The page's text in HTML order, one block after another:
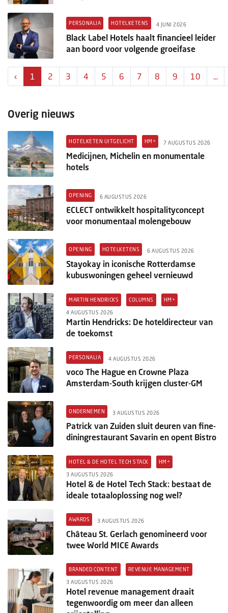
PERSONALIA HOTELKETENS 4 JUNI 2026
Black Label Hotels haalt financieel leider
aan boord voor volgende groeifase
‹ 1 2 3 4 5 6 7 8 9 10 ...
Overig nieuws
HOTELKETEN UITGELICHT HM+ 7 AUGUSTUS 2026
Medicijnen, Michelin en monumentale
hotels
OPENING 6 AUGUSTUS 2026
ECLECT ontwikkelt hospitalityconcept
voor monumentaal molengebouw
OPENING HOTELKETENS 6 AUGUSTUS 2026
Stayokay in iconische Rotterdamse
kubuswoningen geheel vernieuwd
MARTIN HENDRICKS COLUMNS HM+
4 AUGUSTUS 2026
Martin Hendricks: De hoteldirecteur van
de toekomst
PERSONALIA 4 AUGUSTUS 2026
voco The Hague en Crowne Plaza
Amsterdam-South krijgen cluster-GM
ONDERNEMEN 3 AUGUSTUS 2026
Patrick van Zuiden sluit deuren van fine-
diningrestaurant Savarin en opent Bistro
HOTEL & DE HOTEL TECH STACK HM+
3 AUGUSTUS 2026
Hotel & de Hotel Tech Stack: bestaat de
ideale totaaloplossing nog wel?
AWARDS 3 AUGUSTUS 2026
Château St. Gerlach genomineerd voor
twee World MICE Awards
BRANDED CONTENT REVENUE MANAGEMENT
3 AUGUSTUS 2026
Hotel revenue management draait
tegenwoordig om meer dan alleen